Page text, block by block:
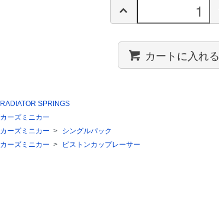
カートに入れる
RADIATOR SPRINGS
カーズミニカー
カーズミニカー >
シングルパック
カーズミニカー > ピストンカップレーサー